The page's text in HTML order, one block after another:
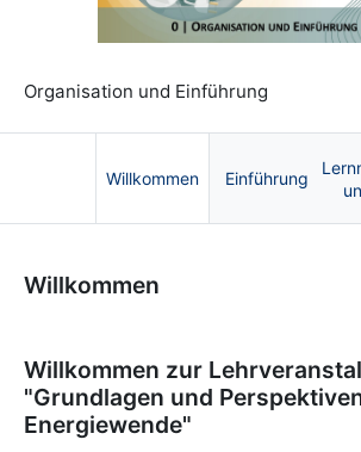
Organisation und Einführung
Willkommen Einführung
Willkommen
Willkommen zur
"Grundlagen und
Energiewende"